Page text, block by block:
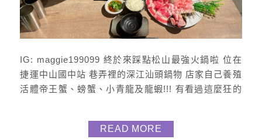
IG: maggie199099 終於來踩點松山最強火鍋啦 位在
捷運中山國中站 巷弄裡的深江汕頭鍋物 店家自己養殖
活體帝王蟹、螃蟹、小青龍及龍蝦!!! 有看過這麼狂的
利豬|培根豬|美國板腱牛|洽富氣冷雞腿肉) 海鮮 (活動
READ MORE